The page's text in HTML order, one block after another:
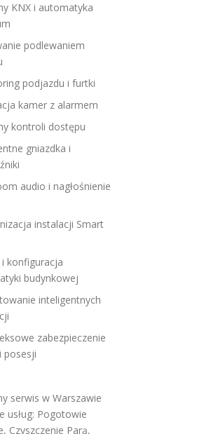
KNX i automatyka
podlewaniem
podjazdu i furtki
kamer z alarmem
kontroli dostępu
gniazdka i
audio i nagłośnienie
instalacji Smart
i konfiguracja
budynkowej
inteligentnych
zabezpieczenie
posesji
serwis w Warszawie
usług: Pogotowie
, Czyszczenie Parą,